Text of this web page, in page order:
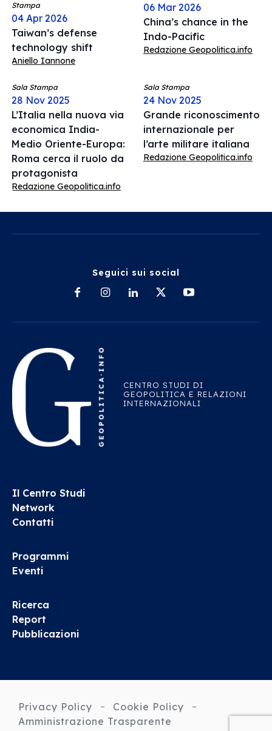
Stampa
04 Apr 2026
Taiwan’s defense
technology shift
Aniello Iannone
06 Mar 2026
China’s chance in the
Indo-Pacific
Redazione Geopolitica.info
Sala Stampa
28 Nov 2025
L’Italia nella nuova via
economica India-
Medio Oriente-Europa:
Roma cerca il ruolo da
protagonista
Redazione Geopolitica.info
Sala Stampa
24 Nov 2025
Grande riconoscimento
internazionale per
l’arte militare italiana
Redazione Geopolitica.info
Seguici sui social
CENTRO STUDI DI
GEOPOLITICA E RELAZIONI
INTERNAZIONALI
Il Centro Studi
Network
Contatti
Programmi
Eventi
Ricerca
Report
Pubblicazioni
Privacy Policy
Cookie Policy
Amministrazione Trasparente